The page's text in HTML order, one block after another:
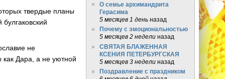
твердые планы
не
как Дара, а не уютной
О семье архимандрита
Герасима
5 месяцев 1 деньназад
Почему с эмоциональностью
5 месяцев 2 неделиназад
СВЯТАЯ БЛАЖЕННАЯ
КСЕНИЯ ПЕТЕРБУРГСКАЯ
5 месяцев 3 неделиназад
Поздравление с праздником